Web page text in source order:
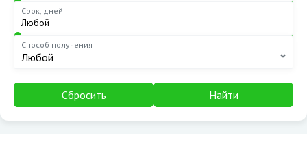
Срок, дней
Способ получения
Любой
Сбросить Найти